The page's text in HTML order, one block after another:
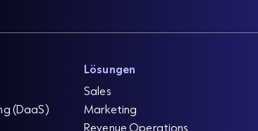
(DaaS)
Lösungen
Sales
Marketing
Revenue Operations